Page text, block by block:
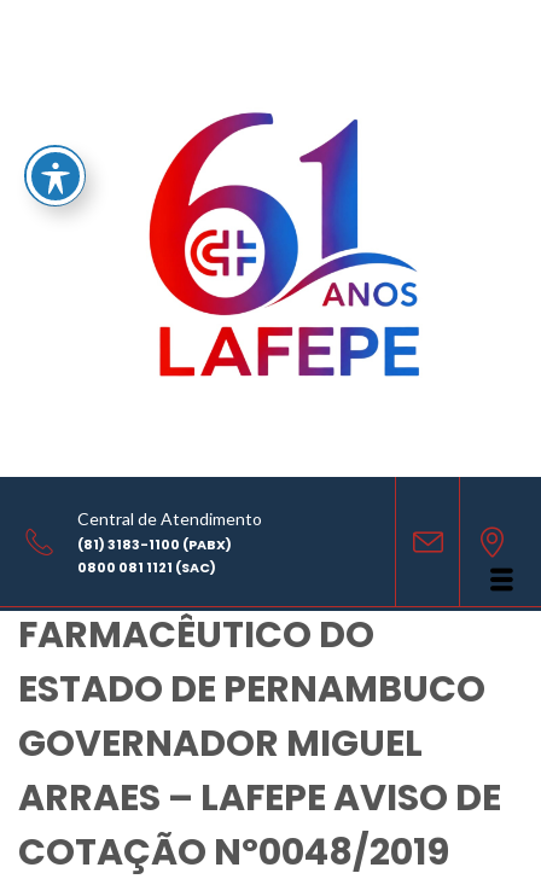
Central de Atendimento
(81) 3183-1100 (PABX)
0800 081 1121 (SAC)
LABORATÓRIO FARMACÊUTICO DO ESTADO DE PERNAMBUCO
GOVERNADOR MIGUEL ARRAES - LAFEPE AVISO DE COTAÇÃO Nº0048/2019
COMPARTILHE
LABORATÓRIO
FARMACÊUTICO DO
ESTADO DE PERNAMBUCO
GOVERNADOR MIGUEL
ARRAES – LAFEPE AVISO DE
COTAÇÃO Nº0048/2019